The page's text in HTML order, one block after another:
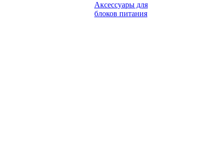
Аксессуары для
блоков питания